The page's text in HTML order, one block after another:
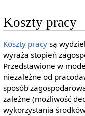
Koszty pracy
Koszty pracysą
wyraża stopień
Przedstawione w
niezależne od
sposób
zależne (możliwość
wykorzystania